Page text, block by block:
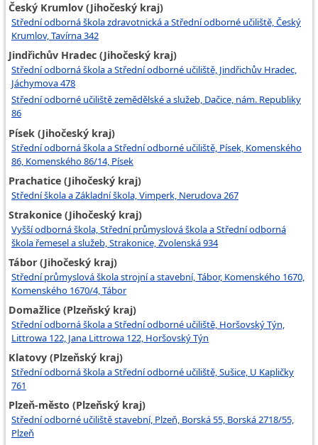
Český Krumlov (Jihočeský kraj)
Střední odborná škola zdravotnická a Střední odborné učiliště, Český
Krumlov, Tavírna 342
Jindřichův Hradec (Jihočeský kraj)
Střední odborná škola a Střední odborné učiliště, Jindřichův Hradec,
Jáchymova 478
Střední odborné učiliště zemědělské a služeb, Dačice, nám. Republiky
86
Písek (Jihočeský kraj)
Střední odborná škola a Střední odborné učiliště, Písek, Komenského
86, Komenského 86/14, Písek
Prachatice (Jihočeský kraj)
Střední škola a Základní škola, Vimperk, Nerudova 267
Strakonice (Jihočeský kraj)
Vyšší odborná škola, Střední průmyslová škola a Střední odborná
škola řemesel a služeb, Strakonice, Zvolenská 934
Tábor (Jihočeský kraj)
Střední průmyslová škola strojní a stavební, Tábor, Komenského 1670,
Komenského 1670/4, Tábor
Domažlice (Plzeňský kraj)
Střední odborná škola a Střední odborné učiliště, Horšovský Týn,
Littrowa 122, Jana Littrowa 122, Horšovský Týn
Klatovy (Plzeňský kraj)
Střední odborná škola a Střední odborné učiliště, Sušice, U Kapličky
761
Plzeň-město (Plzeňský kraj)
Střední odborné učiliště stavební, Plzeň, Borská 55, Borská 2718/55,
Plzeň